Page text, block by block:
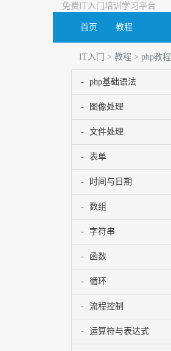
免费IT入门培训学习平台
首页 教程
IT入门 > 教程 > php教程
php基础语法
图像处理
文件处理
表单
时间与日期
数组
字符串
函数
循环
流程控制
运算符与表达式